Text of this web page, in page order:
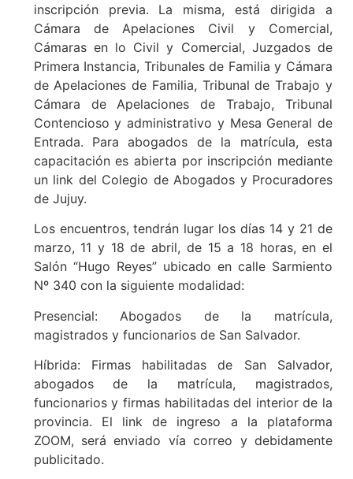
inscripción previa. La misma, está dirigida a
Cámara de Apelaciones Civil y Comercial,
Cámaras en lo Civil y Comercial, Juzgados de
Primera Instancia, Tribunales de Familia y Cámara
de Apelaciones de Familia, Tribunal de Trabajo y
Cámara de Apelaciones de Trabajo, Tribunal
Contencioso y administrativo y Mesa General de
Entrada. Para abogados de la matrícula, esta
capacitación es abierta por inscripción mediante
un link del Colegio de Abogados y Procuradores
de Jujuy.
Los encuentros, tendrán lugar los días 14 y 21 de
marzo, 11 y 18 de abril, de 15 a 18 horas, en el
Salón “Hugo Reyes” ubicado en calle Sarmiento
Nº 340 con la siguiente modalidad:
Presencial: Abogados de la matrícula,
magistrados y funcionarios de San Salvador.
Híbrida: Firmas habilitadas de San Salvador,
abogados de la matrícula, magistrados,
funcionarios y firmas habilitadas del interior de la
provincia. El link de ingreso a la plataforma
ZOOM, será enviado vía correo y debidamente
publicitado.